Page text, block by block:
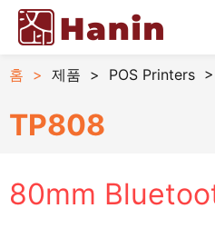
홈 > 제품 > POS Printers >
TP808
80mm